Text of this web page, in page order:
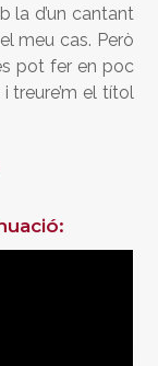
la d’un cantant
meu cas. Però
pot fer en poc
treure’m el títol